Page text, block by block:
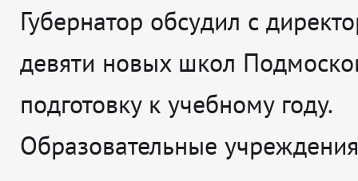
Губернатор обсудил с
девяти новых школ
подготовку к учебному году.
Образовательные